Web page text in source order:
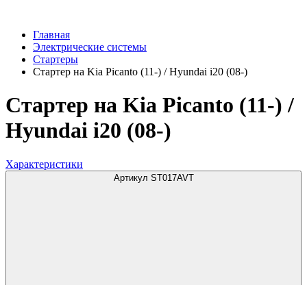
Главная
Электрические системы
Стартеры
Стартер на Kia Picanto (11-) / Hyundai i20 (08-)
Стартер на Kia Picanto (11-) /
Hyundai i20 (08-)
Характеристики
Артикул ST017AVT